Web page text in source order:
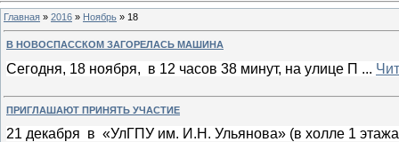
Главная » 2016 » Ноябрь » 18
В НОВОСПАССКОМ ЗАГОРЕЛАСЬ МАШИНА
Сегодня, 18 ноября, в 12 часов 38 минут, на улице П ...
ПРИГЛАШАЮТ ПРИНЯТЬ УЧАСТИЕ
21 декабря в «УлГПУ им. И.Н. Ульянова» (в холле 1